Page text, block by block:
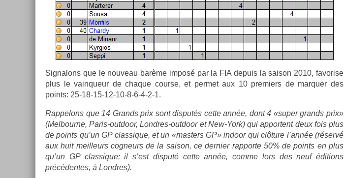
Sig­nalons que le nouveau barème imposé par la FIA de­puis la saison 2010, favor­ise
plus le vain­queur de chaque co­ur­se, et per­met aux 10 pre­mi­ers de mar­qu­er des
points: 25-18-15-12-10-8-6-4-2-1.
Rap­pelons que 14 Grands prix sont dis­putés cette année, dont 4 «super grands prix»
(Mel­bour­ne, Paris-outdoor, Londres-outdoor et New-York) qui ap­portent deux fois plus
de points qu’un GP clas­sique, et un «mast­ers GP» in­door qui clôture l’année (réservé
aux huit meil­leurs cog­neurs de la saison, ce de­rni­er rap­porte 50% de points en plus
qu’un GP clas­sique; il s’est dis­puté cette année, comme lors des neuf édi­tions
précéden­tes, à Londres).